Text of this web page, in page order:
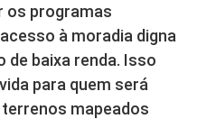
os programas
à moradia digna
de baixa renda. Isso
para quem será
mapeados